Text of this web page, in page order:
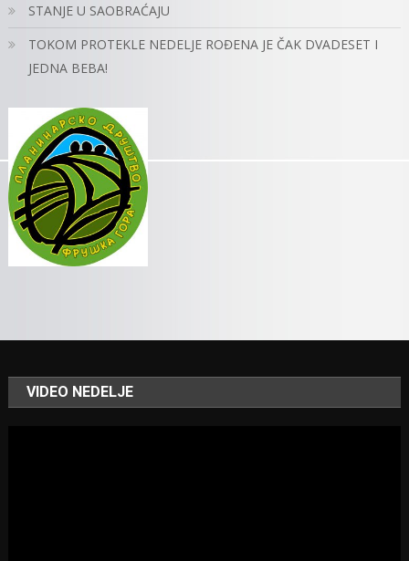
STANJE U SAOBRAĆAJU
TOKOM PROTEKLE NEDELJE ROĐENA JE ČAK DVADESET I
JEDNA BEBA!
VIDEO NEDELJE